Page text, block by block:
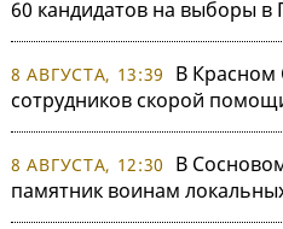
60 кандидатов на выборы в
8 АВГУСТА, 13:39
В Красном
сотрудников скорой
8 АВГУСТА, 12:30
В
памятник воинам